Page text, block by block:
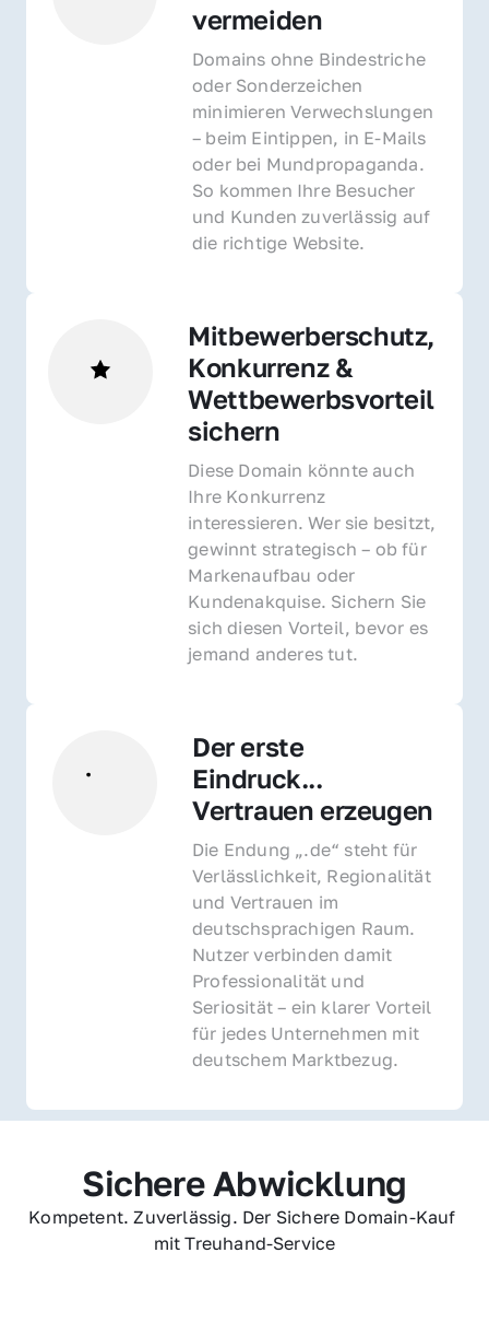
vermeiden
Domains ohne Bindestriche
oder Sonderzeichen
minimieren Verwechslungen
– beim Eintippen, in E-Mails
oder bei Mundpropaganda.
So kommen Ihre Besucher
und Kunden zuverlässig auf
die richtige Website.
Mitbewerberschutz,
Konkurrenz &
Wettbewerbsvorteil
sichern
Diese Domain könnte auch
Ihre Konkurrenz
interessieren. Wer sie besitzt,
gewinnt strategisch – ob für
Markenaufbau oder
Kundenakquise. Sichern Sie
sich diesen Vorteil, bevor es
jemand anderes tut.
Der erste
Eindruck...
Vertrauen erzeugen
Die Endung „.de“ steht für
Verlässlichkeit, Regionalität
und Vertrauen im
deutschsprachigen Raum.
Nutzer verbinden damit
Professionalität und
Seriosität – ein klarer Vorteil
für jedes Unternehmen mit
deutschem Marktbezug.
Sichere Abwicklung
Kompetent. Zuverlässig. Der Sichere Domain-Kauf
mit Treuhand-Service